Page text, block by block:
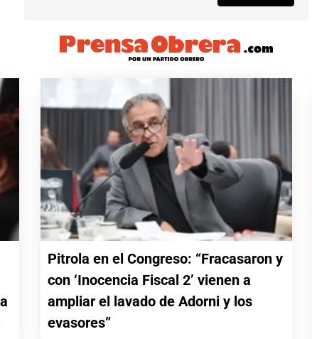
Pitrola en el Congreso: “Fracasaron y
con ‘Inocencia Fiscal 2’ vienen a
ampliar el lavado de Adorni y los
evasores”